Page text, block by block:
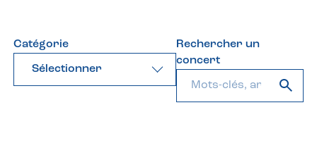
Catégorie
Sélectionner
Rechercher un
concert